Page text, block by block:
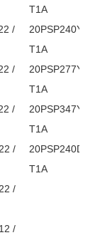
T1A
/
T1A
/
T1A
/
T1A
/
T1A
/
/